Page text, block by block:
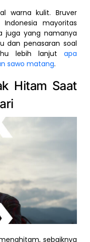
warna kulit. Bruver
mayoritas
juga yang namanya
dan penasaran soal
lebih lanjut apa
sawo matang.
Hitam Saat
sebaiknya